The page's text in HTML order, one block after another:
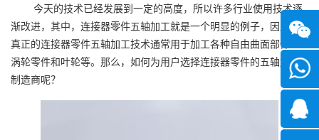
今天的技术已经发展到一定的高度，所以许多行业使用技术逐
渐改进，其中，连接器零件五轴加工就是一个明显的例子，因此，
真正的连接器零件五轴加工技术通常用于加工各种自由曲面部件、
涡轮零件和叶轮等。那么，如何为用户选择连接器零件的五轴加工
制造商呢？
微信